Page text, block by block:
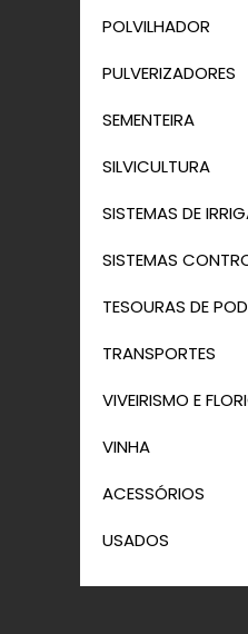
POLVILHADOR
PULVERIZADORES
SEMENTEIRA
SILVICULTURA
SISTEMAS DE
SISTEMAS
TESOURAS DE
TRANSPORTES
VIVEIRISMO E
VINHA
ACESSÓRIOS
USADOS